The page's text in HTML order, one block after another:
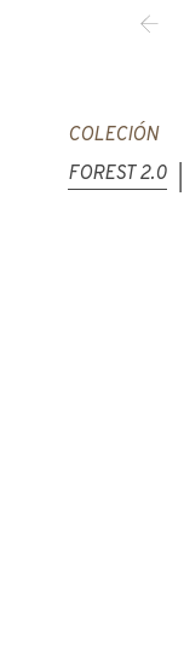
COLECIÓN
FOREST 2.0